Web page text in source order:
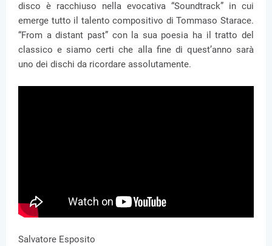
disco è racchiuso nella evocativa “Soundtrack” in cui
emerge tutto il talento compositivo di Tommaso Starace.
“From a distant past” con la sua poesia ha il tratto del
classico e siamo certi che alla fine di quest’anno sarà
uno dei dischi da ricordare assolutamente.
Salvatore Esposito